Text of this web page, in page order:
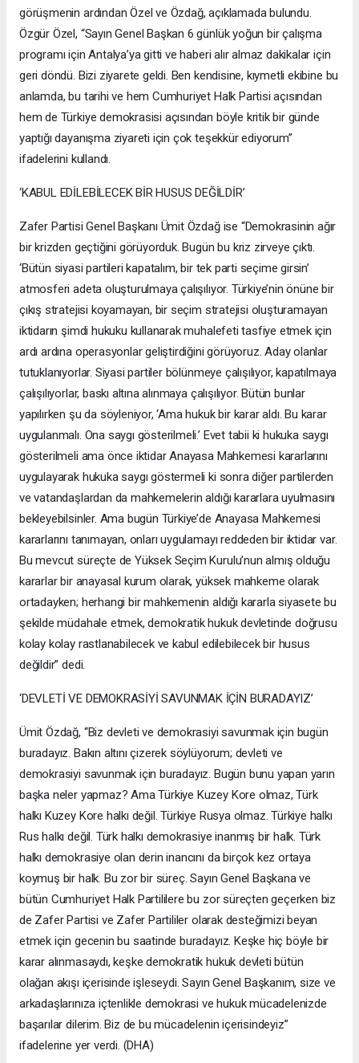
görüşmenin ardından Özel ve Özdağ, açıklamada bulundu.
Özgür Özel, “Sayın Genel Başkan 6 günlük yoğun bir çalışma
programı için Antalya’ya gitti ve haberi alır almaz dakikalar için
geri döndü. Bizi ziyarete geldi. Ben kendisine, kıymetli ekibine bu
anlamda, bu tarihi ve hem Cumhuriyet Halk Partisi açısından
hem de Türkiye demokrasisi açısından böyle kritik bir günde
yaptığı dayanışma ziyareti için çok teşekkür ediyorum”
ifadelerini kullandı.
‘KABUL EDİLEBİLECEK BİR HUSUS DEĞİLDİR’
Zafer Partisi Genel Başkanı Ümit Özdağ ise “Demokrasinin ağır
bir krizden geçtiğini görüyorduk. Bugün bu kriz zirveye çıktı.
‘Bütün siyasi partileri kapatalım, bir tek parti seçime girsin’
atmosferi adeta oluşturulmaya çalışılıyor. Türkiye’nin önüne bir
çıkış stratejisi koyamayan, bir seçim stratejisi oluşturamayan
iktidarın şimdi hukuku kullanarak muhalefeti tasfiye etmek için
ardı ardına operasyonlar geliştirdiğini görüyoruz. Aday olanlar
tutuklanıyorlar. Siyasi partiler bölünmeye çalışılıyor, kapatılmaya
çalışılıyorlar, baskı altına alınmaya çalışılıyor. Bütün bunlar
yapılırken şu da söyleniyor, ‘Ama hukuk bir karar aldı. Bu karar
uygulanmalı. Ona saygı gösterilmeli.’ Evet tabii ki hukuka saygı
gösterilmeli ama önce iktidar Anayasa Mahkemesi kararlarını
uygulayarak hukuka saygı göstermeli ki sonra diğer partilerden
ve vatandaşlardan da mahkemelerin aldığı kararlara uyulmasını
bekleyebilsinler. Ama bugün Türkiye’de Anayasa Mahkemesi
kararlarını tanımayan, onları uygulamayı reddeden bir iktidar var.
Bu mevcut süreçte de Yüksek Seçim Kurulu’nun almış olduğu
kararlar bir anayasal kurum olarak, yüksek mahkeme olarak
ortadayken; herhangi bir mahkemenin aldığı kararla siyasete bu
şekilde müdahale etmek, demokratik hukuk devletinde doğrusu
kolay kolay rastlanabilecek ve kabul edilebilecek bir husus
değildir” dedi.
‘DEVLETİ VE DEMOKRASİYİ SAVUNMAK İÇİN BURADAYIZ’
Ümit Özdağ, “Biz devleti ve demokrasiyi savunmak için bugün
buradayız. Bakın altını çizerek söylüyorum; devleti ve
demokrasiyi savunmak için buradayız. Bugün bunu yapan yarın
başka neler yapmaz? Ama Türkiye Kuzey Kore olmaz, Türk
halkı Kuzey Kore halkı değil. Türkiye Rusya olmaz. Türkiye halkı
Rus halkı değil. Türk halkı demokrasiye inanmış bir halk. Türk
halkı demokrasiye olan derin inancını da birçok kez ortaya
koymuş bir halk. Bu zor bir süreç. Sayın Genel Başkana ve
bütün Cumhuriyet Halk Partililere bu zor süreçten geçerken biz
de Zafer Partisi ve Zafer Partililer olarak desteğimizi beyan
etmek için gecenin bu saatinde buradayız. Keşke hiç böyle bir
karar alınmasaydı, keşke demokratik hukuk devleti bütün
olağan akışı içerisinde işleseydi. Sayın Genel Başkanım, size ve
arkadaşlarınıza içtenlikle demokrasi ve hukuk mücadelenizde
başarılar dilerim. Biz de bu mücadelenin içerisindeyiz”
ifadelerine yer verdi. (DHA)